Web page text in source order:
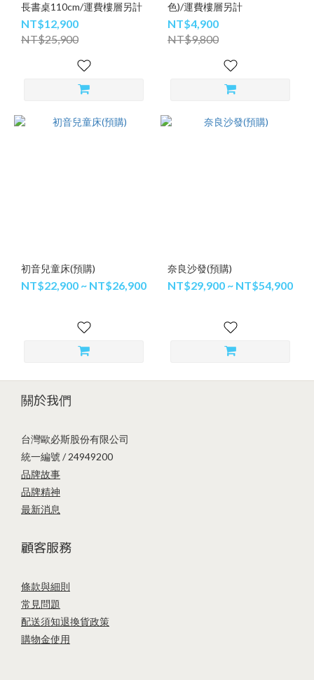
長書桌110cm/運費樓層另計
NT$12,900
NT$25,900
色)/運費樓層另計
NT$4,900
NT$9,800
初音兒童床(預購)
NT$22,900 ~ NT$26,900
奈良沙發(預購)
NT$29,900 ~ NT$54,900
關於我們
台灣歐必斯股份有限公司
統一編號 / 24949200
品牌故事
品牌精神
最新消息
顧客服務
條款與細則
常見問題
配送須知退換貨政策
購物金使用